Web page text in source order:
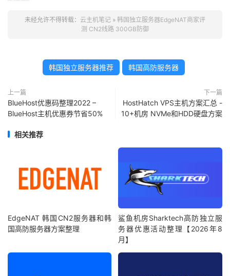
未经允许不得转载： 云主机笔记 » 韩国独立服务器EdgeNAT商家评
测 CN2线路 300GB防御
韩国独立服务器推荐 韩国高防服务器
上一篇
BlueHost优惠码整理2022 –
BlueHost主机优惠券节省50%
下一篇
HostHatch VPS主机方案汇总 -
10+机房 NVMe和HDD硬盘方案
相关推荐
EdgeNAT 韩国CN2服务器和韩
国高防服务器方案整理
鲨鱼机房Sharktech高防独立服
务器优惠活动整理【2026年8
月】